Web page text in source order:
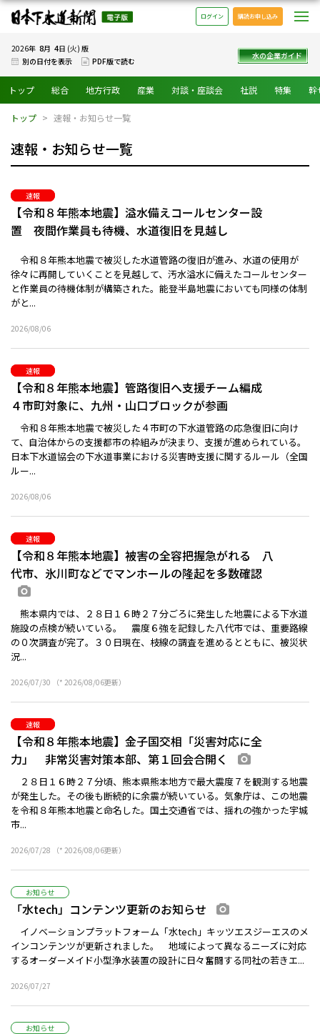
日本下水道新聞 電子版
ログイン 購読お申し込み
2026年 8月 4日 (火) 版
別の日付を表示
PDF版で読む
水の企業ガイド
トップ 総合 地方行政 産業 対談・座談会 社説 特集 幹
トップ 速報・お知らせ一覧
速報・お知らせ一覧
速報
【令和８年熊本地震】溢水備えコールセンター設
置 夜間作業員も待機、水道復旧を見越し
令和８年熊本地震で被災した水道管路の復旧が進み、水道の使用が
徐々に再開していくことを見越して、汚水溢水に備えたコールセンター
と作業員の待機体制が構築された。能登半島地震においても同様の体制
がと...
2026/08/06
速報
【令和８年熊本地震】管路復旧へ支援チーム編成
４市町対象に、九州・山口ブロックが参画
令和８年熊本地震で被災した４市町の下水道管路の応急復旧に向け
て、自治体からの支援都市の枠組みが決まり、支援が進められている。
日本下水道協会の下水道事業における災害時支援に関するルール（全国
ルー...
2026/08/06
速報
【令和８年熊本地震】被害の全容把握急がれる 八
代市、氷川町などでマンホールの隆起を多数確認
熊本県内では、２８日１６時２７分ごろに発生した地震による下水道
施設の点検が続いている。 震度６強を記録した八代市では、重要路線
の０次調査が完了。３０日現在、枝線の調査を進めるとともに、被災状
況...
2026/07/30 （* 2026/08/06更新）
速報
【令和８年熊本地震】金子国交相「災害対応に全
力」 非常災害対策本部、第１回会合開く
２８日１６時２７分頃、熊本県熊本地方で最大震度７を観測する地震
が発生した。その後も断続的に余震が続いている。気象庁は、この地震
を令和８年熊本地震と命名した。国土交通省では、揺れの強かった宇城
市...
2026/07/28 （* 2026/08/06更新）
お知らせ
「水tech」コンテンツ更新のお知らせ
イノベーションプラットフォーム「水tech」キッツエスジーエスのメ
インコンテンツが更新されました。 地域によって異なるニーズに対応
するオーダーメイド小型浄水装置の設計に日々奮闘する同社の若きエ...
2026/07/27
お知らせ